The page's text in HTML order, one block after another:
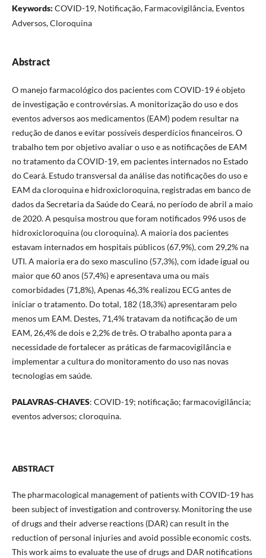
Keywords: COVID-19, Notificação, Farmacovigilância, Eventos
Adversos, Cloroquina
Abstract
O manejo farmacológico dos pacientes com COVID-19 é objeto
de investigação e controvérsias. A monitorização do uso e dos
eventos adversos aos medicamentos (EAM) podem resultar na
redução de danos e evitar possíveis desperdícios financeiros. O
trabalho tem por objetivo avaliar o uso e as notificações de EAM
no tratamento da COVID-19, em pacientes internados no Estado
do Ceará. Estudo transversal da análise das notificações do uso e
EAM da cloroquina e hidroxicloroquina, registradas em banco de
dados da Secretaria da Saúde do Ceará, no período de abril a maio
de 2020. A pesquisa mostrou que foram notificados 996 usos de
hidroxicloroquina (ou cloroquina). A maioria dos pacientes
estavam internados em hospitais públicos (67,9%), com 29,2% na
UTI. A maioria era do sexo masculino (57,3%), com idade igual ou
maior que 60 anos (57,4%) e apresentava uma ou mais
comorbidades (71,8%), Apenas 46,3% realizou ECG antes de
iniciar o tratamento. Do total, 182 (18,3%) apresentaram pelo
menos um EAM. Destes, 71,4% tratavam da notificação de um
EAM, 26,4% de dois e 2,2% de três. O trabalho aponta para a
necessidade de fortalecer as práticas de farmacovigilância e
implementar a cultura do monitoramento do uso nas novas
tecnologias em saúde.
PALAVRAS-CHAVES: COVID-19; notificação; farmacovigilância;
eventos adversos; cloroquina.
ABSTRACT
The pharmacological management of patients with COVID-19 has
been subject of investigation and controversy. Monitoring the use
of drugs and their adverse reactions (DAR) can result in the
reduction of personal injuries and avoid possible economic costs.
This work aims to evaluate the use of drugs and DAR notifications